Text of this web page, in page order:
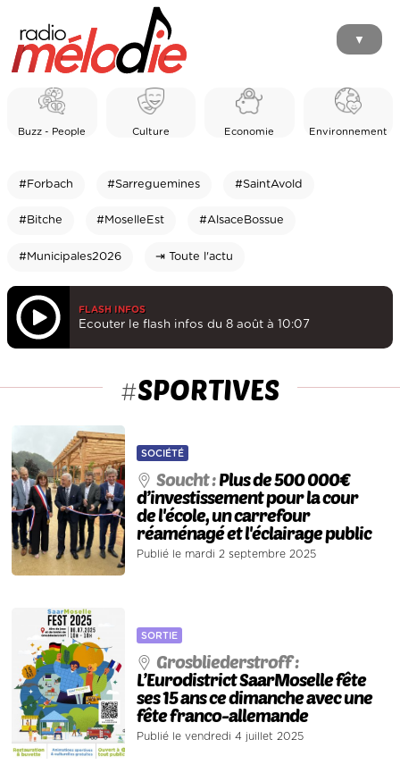
▼
Buzz - People Culture Economie Environnement
#Forbach #Sarreguemines #SaintAvold
#Bitche #MoselleEst #AlsaceBossue
#Municipales2026 ⇥ Toute l'actu
FLASH INFOS
Ecouter le flash infos du 8 août à 10:07
#SPORTIVES
SOCIÉTÉ
Soucht :Plus de 500 000€
d’investissement pour la cour
de l'école, un carrefour
réaménagé et l'éclairage public
Publié le mardi 2 septembre 2025
SORTIE
Grosbliederstroff :
L’Eurodistrict SaarMoselle fête
ses 15 ans ce dimanche avec une
fête franco-allemande
Publié le vendredi 4 juillet 2025